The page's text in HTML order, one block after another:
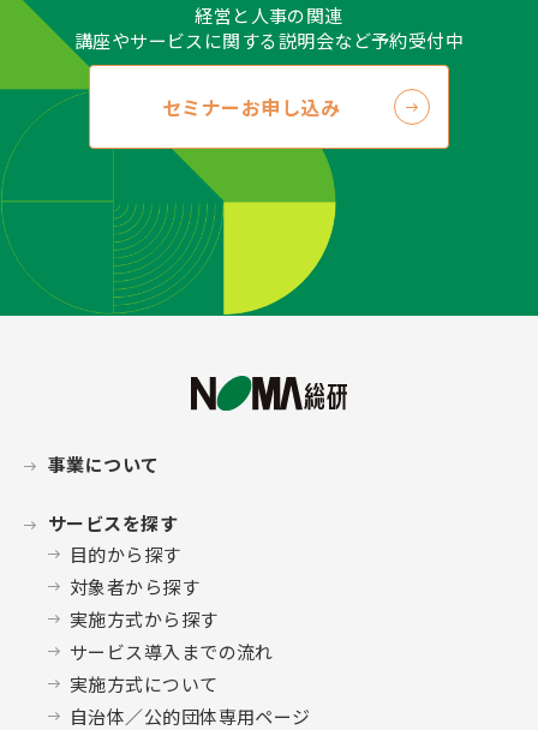
経営と人事の関連
講座やサービスに関する説明会など予約受付中
セミナーお申し込み
事業について
サービスを探す
目的から探す
対象者から探す
実施方式から探す
サービス導入までの流れ
実施方式について
自治体／公的団体専用ページ